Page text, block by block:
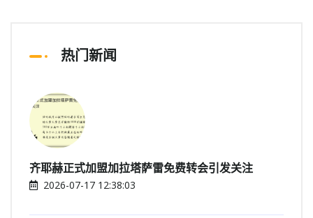
热门新闻
齐耶赫正式加盟加拉塔萨雷免费转会引发关注
2026-07-17 12:38:03